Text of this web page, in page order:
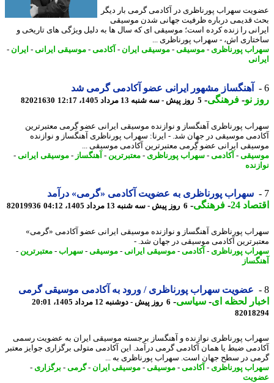
سهراب پورناظری در آکادمی گرمی بار دیگر
قدیمی درباره ظرفیت جهانی شدن موسیقی
را زنده کرده است؛ موسیقی ای که سال ها به دلیل ویژگی های تاریخی و
اش، - سهراب پورناظری ...
پورناظری- موسیقی-موسیقی ایران - آکادمی-موسیقی ایرانی- ایران -
آهنگساز مشهور ایرانی عضو آکادمی گرمی شد
نو- فرهنگی-5 روز پیش - سه شنبه 13 مرداد 1405، 12:17 82021630
پورناظری آهنگساز و نوازنده موسیقی ایرانی عضو گِرمی معتبرترین
موسیقی در جهان شد. - ایرنا: سهراب پورناظری آهنگساز و نوازنده
ایرانی عضو گِرمی معتبرترین آکادمی موسیقی ...
-آکادمی-سهراب پورناظری- معتبرترین- آهنگساز-موسیقی ایرانی-
سهراب پورناظری به عضویت آکادمی «گرمی» درآمد
24
-فرهنگی-6 روز پیش - سه شنبه 13 مرداد 1405، 04:12 82019936
پورناظری آهنگساز و نوازنده موسیقی ایرانی عضو آکادمی «گرمی»
آکادمی موسیقی در جهان شد. -
پورناظری- آکادمی-موسیقی ایرانی- موسیقی-سهراب- معتبرترین-
عضویت سهراب پورناظری / ورود به آکادمی موسیقی گرمی
لحظه ای- سیاسی-6 روز پیش - دوشنبه 12 مرداد 1405، 20:01
پورناظری نوازنده و آهنگساز برجسته موسیقی ایران به عضویت رسمی
ضبط یا همان آکادمی گرمی درآمد. این آکادمی متولی برگزاری جوایز معتبر
در سطح جهان است. سهراب پورناظری به ...
پورناظری- آکادمی-موسیقی-موسیقی ایران - گرمی-برگزاری